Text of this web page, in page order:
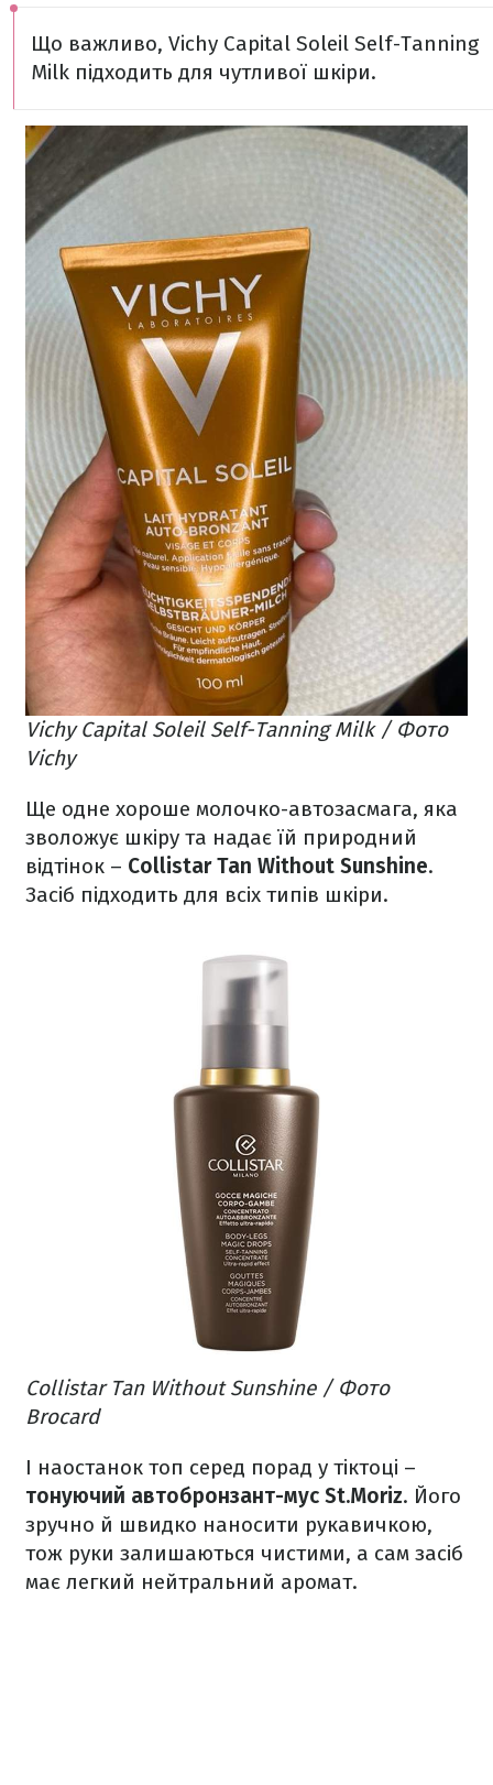
Що важливо, Vichy Capital Soleil Self-Tanning
Milk підходить для чутливої шкіри.
Vichy Capital Soleil Self-Tanning Milk / Фото
Vichy
Ще одне хороше молочко-автозасмага, яка
зволожує шкіру та надає їй природний
відтінок – Collistar Tan Without Sunshine.
Засіб підходить для всіх типів шкіри.
Collistar Tan Without Sunshine / Фото
Brocard
І наостанок топ серед порад у тіктоці –
тонуючий автобронзант-мус St.Moriz. Його
зручно й швидко наносити рукавичкою,
тож руки залишаються чистими, а сам засіб
має легкий нейтральний аромат.